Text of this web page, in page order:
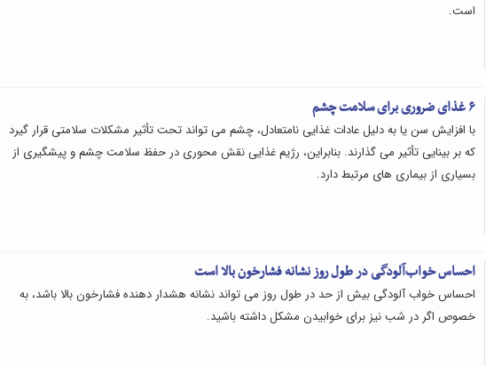
است.
۶ غذای ضروری برای سلامت چشم
با افزایش سن یا به دلیل عادات غذایی نامتعادل، چشم می تواند تحت تأثیر مشکلات سلامتی قرار گیرد
که بر بینایی تأثیر می گذارند. بنابراین، رژیم غذایی نقش محوری در حفظ سلامت چشم و پیشگیری از
بسیاری از بیماری های مرتبط دارد.
احساس خواب‌آلودگی در طول روز نشانه فشارخون بالا است
احساس خواب آلودگی بیش از حد در طول روز می تواند نشانه هشدار دهنده فشارخون بالا باشد، به
خصوص اگر در شب نیز برای خوابیدن مشکل داشته باشید.